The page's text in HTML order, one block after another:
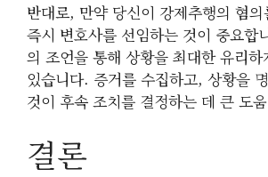
반대로, 만약 당신이 강제추행의 혐
즉시 변호사를 선임하는 것이 중요합
의 조언을 통해 상황을 최대한 유리
있습니다. 증거를 수집하고, 상황을
것이 후속 조치를 결정하는 데 큰 도
결론